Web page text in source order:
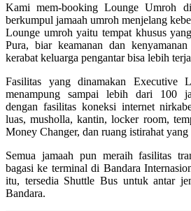
Kami mem-booking Lounge Umroh
berkumpul jamaah umroh menjelang
Lounge umroh yaitu tempat khusus
Pura, biar keamanan dan
kerabat keluarga pengantar bisa lebih
Fasilitas yang dinamakan Executive
menampung sampai lebih dari 100
dengan fasilitas koneksi internet
luas, musholla, kantin, locker room,
Money Changer, dan ruang istirahat
Semua jamaah pun meraih fasilitas
bagasi ke terminal di Bandara
itu, tersedia Shuttle Bus untuk antar
Bandara.